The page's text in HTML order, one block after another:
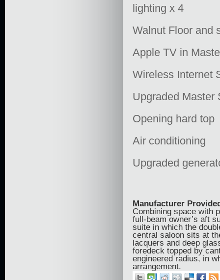
lighting x 4
Walnut Floor and
Apple TV in
Wireless Internet
Upgraded Master
Opening hard top
Air conditioning
Upgraded
Manufacturer
Combining space with
full-beam owner’s aft
suite in which the
central saloon sits at
lacquers and deep
foredeck topped by
engineered radius, in
arrangement.